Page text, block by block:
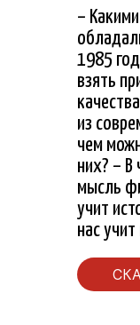
–
1985
взять
из
чем
них? – В
мысль
учит
нас